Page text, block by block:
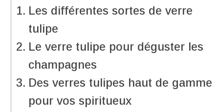
Les différentes sortes de verre
tulipe
Le verre tulipe pour déguster les
champagnes
Des verres tulipes haut de gamme
pour vos spiritueux